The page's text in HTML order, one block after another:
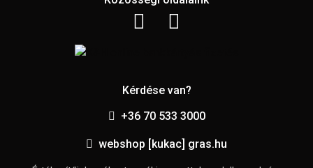
Kérdése van?
+36 70 533 3000
webshop [kukac] gras.hu